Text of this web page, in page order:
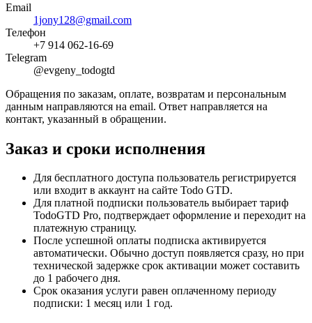
Email
1jony128@gmail.com
Телефон
+7 914 062-16-69
Telegram
@evgeny_todogtd
Обращения по заказам, оплате, возвратам и персональным
данным направляются на email. Ответ направляется на
контакт, указанный в обращении.
Заказ и сроки исполнения
Для бесплатного доступа пользователь регистрируется
или входит в аккаунт на сайте Todo GTD.
Для платной подписки пользователь выбирает тариф
TodoGTD Pro, подтверждает оформление и переходит на
платежную страницу.
После успешной оплаты подписка активируется
автоматически. Обычно доступ появляется сразу, но при
технической задержке срок активации может составить
до 1 рабочего дня.
Срок оказания услуги равен оплаченному периоду
подписки: 1 месяц или 1 год.